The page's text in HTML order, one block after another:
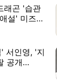
래곤 '습관
설' 미즈하
[엑's 이
서인영, '지
공개
중" [엑's